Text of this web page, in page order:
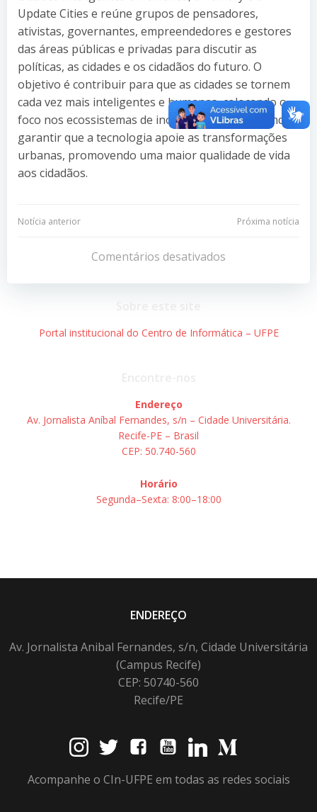
Update Cities e reúne grupos de pensadores,
ativistas, governantes, empreendedores e gestores
das áreas públicas e privadas para discutir as
políticas, as cidades e os cidadãos do futuro. O
objetivo é contribuir para que as cidades se tornem
cada vez mais inteligentes e humanas, colocando o
foco nos ecossistemas de inovação urbana, visando
garantir que a tecnologia apoie as transformações
urbanas, promovendo uma maior qualidade de vida
aos cidadãos.
Navegação
Post
Notícia anterior
Navegação
de
Post
Próxima notícia
Comentários desativados
Portal institucional do Centro de Informática – UFPE
Endereço
Av. Jornalista Aníbal Fernandes, s/n – Cidade Universitária.
Recife-PE – Brasil
CEP: 50.740-560
Horário
Segunda–Sexta: 8:00–18:00
ENDEREÇO
Av. Jornalista Anibal Fernandes, s/n, Cidade Universitária
(Campus Recife)
CEP: 50740-560
Recife/PE
Acompanhe o CIn-UFPE em todas as redes sociais